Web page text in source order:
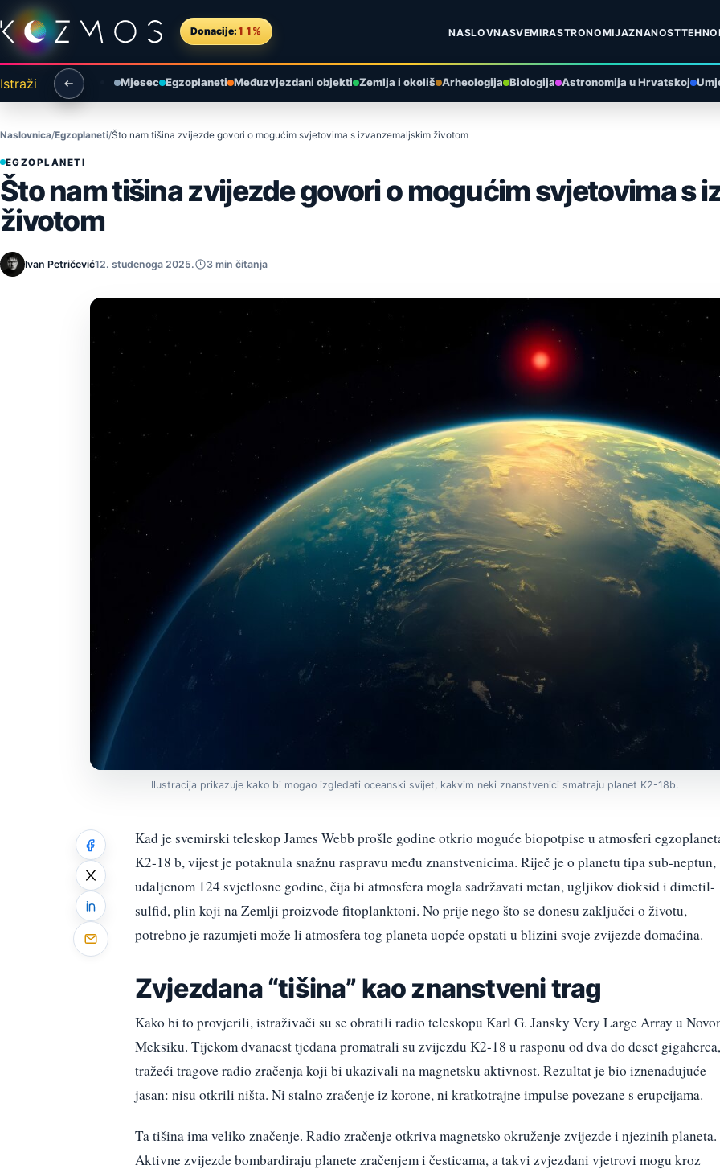
Preskoči na sadržaj
Donacije: 11% NASLOVNASVEMIRASTRONOMIJAZNANOST
Istraži Mjesec Egzoplaneti Međuzvjezdani objekti Zemlja i okoliš Arheologija Biologija Astronomija u Hrvatskoj
Naslovnica Egzoplaneti Što nam tišina zvijezde govori o mogućim svjetovima s izvanzemaljskim životom
EGZOPLANETI
Što nam tišina zvijezde govori o mogućim svjetovima s
životom
Ivan Petričević12. studenoga 2025. 3 min čitanja
Ilustracija prikazuje kako bi mogao izgledati oceanski svijet, kakvim neki znanstvenici smatraju planet K2-18b.
Kad je svemirski teleskop James Webb prošle godine otkrio moguće biopotpise u atmosferi
K2-18 b, vijest je potaknula snažnu raspravu među znanstvenicima. Riječ je o planetu tipa sub-neptun,
udaljenom 124 svjetlosne godine, čija bi atmosfera mogla sadržavati metan, ugljikov dioksid i dimetil-
sulfid, plin koji na Zemlji proizvode fitoplanktoni. No prije nego što se donesu zaključci o životu,
potrebno je razumjeti može li atmosfera tog planeta uopće opstati u blizini svoje zvijezde domaćina.
Zvjezdana “tišina” kao znanstveni trag
Kako bi to provjerili, istraživači su se obratili radio teleskopu Karl G. Jansky Very Large Array u
Meksiku. Tijekom dvanaest tjedana promatrali su zvijezdu K2-18 u rasponu od dva do deset gigaherca,
tražeći tragove radio zračenja koji bi ukazivali na magnetsku aktivnost. Rezultat je bio iznenađujuće
jasan: nisu otkrili ništa. Ni stalno zračenje iz korone, ni kratkotrajne impulse povezane s erupcijama.
Ta tišina ima veliko značenje. Radio zračenje otkriva magnetsko okruženje zvijezde i njezinih planeta.
Aktivne zvijezde bombardiraju planete zračenjem i česticama, a takvi zvjezdani vjetrovi mogu kroz